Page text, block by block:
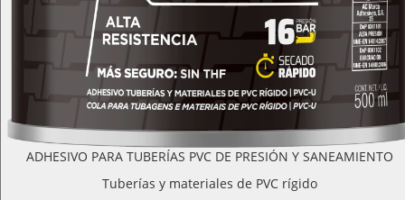
ADHESIVO PARA TUBERÍAS PVC DE PRESIÓN Y SANEAMIENTO
Tuberías y materiales de PVC rígido